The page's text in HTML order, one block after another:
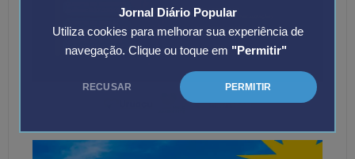
Jornal Diário Popular
Utiliza cookies para melhorar sua experiência de
navegação. Clique ou toque em "Permitir"
RECUSAR PERMITIR